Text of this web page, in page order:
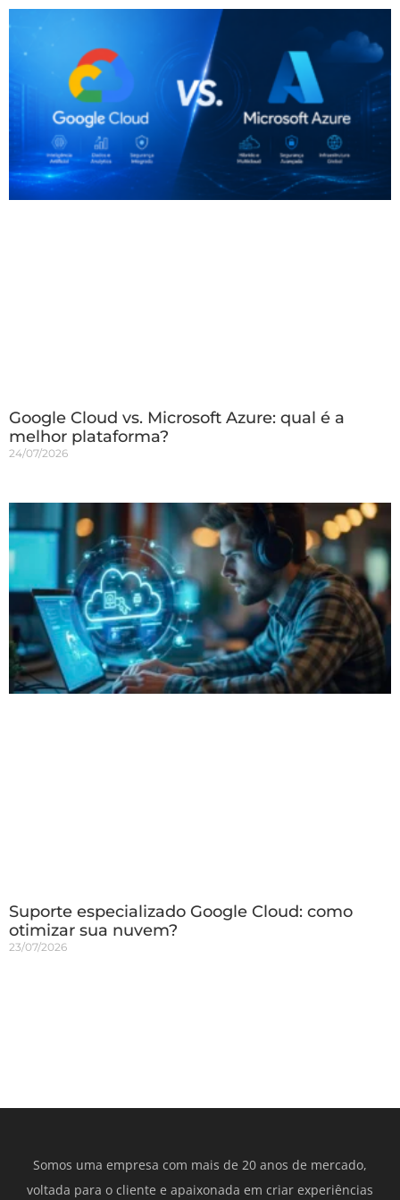
Google Cloud vs. Microsoft Azure: qual é a
melhor plataforma?
24/07/2026
Suporte especializado Google Cloud: como
otimizar sua nuvem?
23/07/2026
Somos uma empresa com mais de 20 anos de mercado,
voltada para o cliente e apaixonada em criar experiências